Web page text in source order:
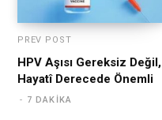
PREV POST
HPV Aşısı Gereksiz Değil,
Hayatî Derecede Önemli
7 DAKIKA